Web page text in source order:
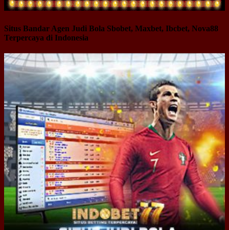
Situs Bandar Agen Judi Bola Sbobet, Maxbet, Ibcbet, Nova88
Terpercaya di Indonesia